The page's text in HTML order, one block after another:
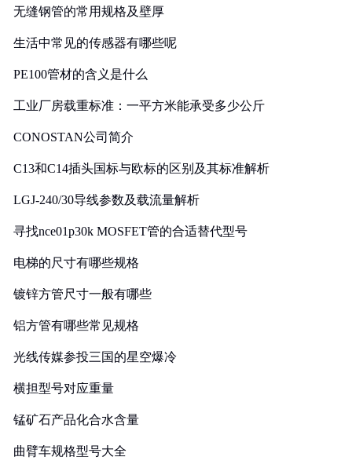
无缝钢管的常用规格及壁厚
生活中常见的传感器有哪些呢
PE100管材的含义是什么
工业厂房载重标准：一平方米能承受多少公斤
CONOSTAN公司简介
C13和C14插头国标与欧标的区别及其标准解析
LGJ-240/30导线参数及载流量解析
寻找nce01p30k MOSFET管的合适替代型号
电梯的尺寸有哪些规格
镀锌方管尺寸一般有哪些
铝方管有哪些常见规格
光线传媒参投三国的星空爆冷
横担型号对应重量
锰矿石产品化合水含量
曲臂车规格型号大全